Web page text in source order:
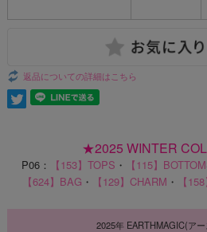
返品についての詳細はこちら
★2025 WINTER
P06： 【153】TOPS ・ 【115】
【624】BAG ・ 【129】CHARM ・ 【
2025年 EARTHMAGIC(ア